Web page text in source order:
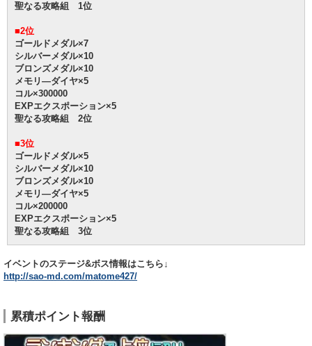
聖なる攻略組 1位
■2位
ゴールドメダル×7
シルバーメダル×10
ブロンズメダル×10
メモリ―ダイヤ×5
コル×300000
EXPエクスポーション×5
聖なる攻略組 2位
■3位
ゴールドメダル×5
シルバーメダル×10
ブロンズメダル×10
メモリ―ダイヤ×5
コル×200000
EXPエクスポーション×5
聖なる攻略組 3位
イベントのステージ&ボス情報はこちら↓
http://sao-md.com/matome427/
累積ポイント報酬